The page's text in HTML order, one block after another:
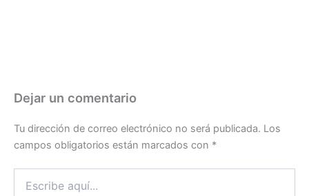
Dejar un comentario
Tu dirección de correo electrónico no será publicada. Los
campos obligatorios están marcados con *
aquí...